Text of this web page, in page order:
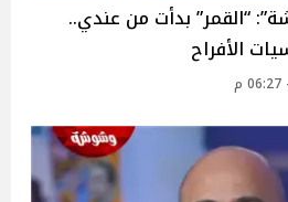
“القمر” بدأت من عندي..
الأفراح